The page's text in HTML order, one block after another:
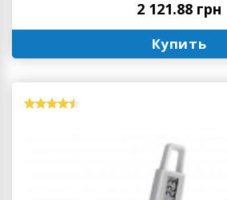
2 121.88 грн
Купить